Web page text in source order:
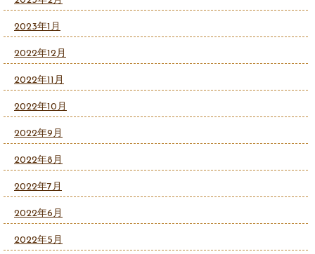
2023年1月
2022年12月
2022年11月
2022年10月
2022年9月
2022年8月
2022年7月
2022年6月
2022年5月